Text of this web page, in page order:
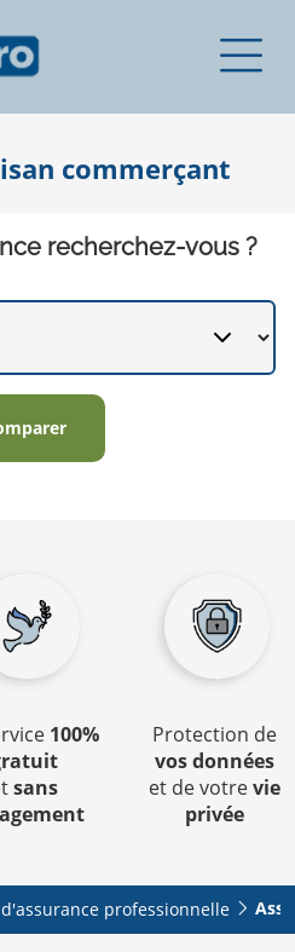
commerçant
recherchez-vous ?
100%
sans
Protection de
vos données
et de votrevie
privée
professionnelle